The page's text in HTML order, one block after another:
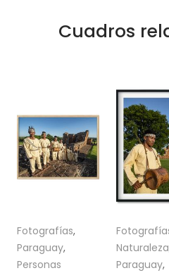
Cuadros
Fotografías,
Paraguay,
Personas
Naturaleza
Paraguay,